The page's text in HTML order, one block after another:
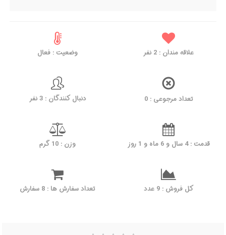
علاقه مندان : 2 نفر وضعیت : فعال
تعداد مرجوعی : 0 دنبال کنندگان : 3 نفر
قدمت : 4 سال و 6 ماه و 1 روز وزن : 10 گرم
کل فروش : 9 عدد تعداد سفارش ها : 8 سفارش